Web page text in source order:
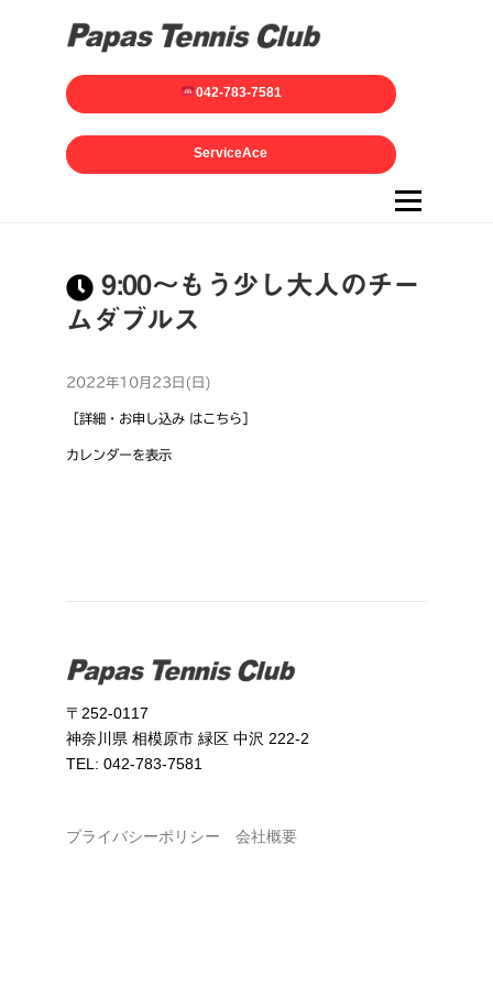
042-783-7581
ServiceAce
メニュー
9:00～もう少し大人のチー
ムダブルス
2022年10月23日(日)
［詳細・お申し込み はこちら］
カレンダーを表示
〒252-0117
神奈川県 相模原市 緑区 中沢 222-2
TEL: 042-783-7581
プライバシーポリシー 会社概要